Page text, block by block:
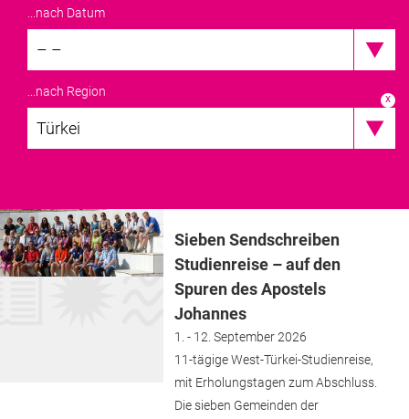
...nach Datum
– –
...nach Region x
Türkei
Sieben Sendschreiben
Studienreise – auf den
Spuren des Apostels
Johannes
1. - 12. September 2026
11-tägige West-Türkei-Studienreise,
mit Erholungstagen zum Abschluss.
Die sieben Gemeinden der